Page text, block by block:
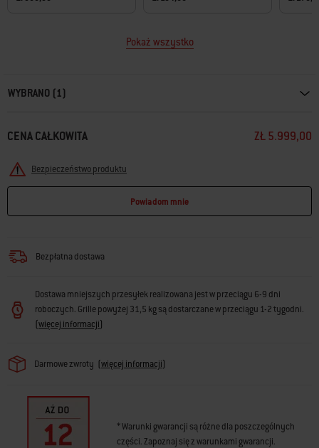
Pokaż wszystko
WYBRANO (1)
CENA CAŁKOWITA ZŁ 5.999,00
Bezpieczeństwo produktu
Powiadom mnie
Bezpłatna dostawa
Dostawa mniejszych przesyłek realizowana jest w przeciągu 6-9 dni
roboczych. Grille powyżej 31,5 kg są dostarczane w przeciągu 1-2 tygodni.
(więcej informacji)
Darmowe zwroty (więcej informacji)
* Warunki gwarancji są różne dla poszczególnych
części. Zapoznaj się z warunkami gwarancji.